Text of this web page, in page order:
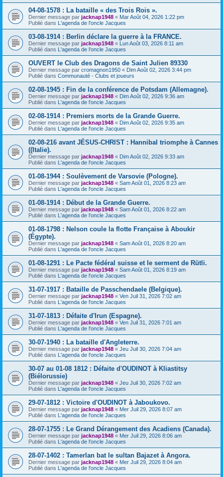
04-08-1578 : La bataille « des Trois Rois ».
Dernier message par jacknap1948 « Mar Août 04, 2026 1:22 pm
Publié dans L'agenda de l'oncle Jacques
03-08-1914 : Berlin déclare la guerre à la FRANCE.
Dernier message par jacknap1948 « Lun Août 03, 2026 8:11 am
Publié dans L'agenda de l'oncle Jacques
OUVERT le Club des Dragons de Saint Julien 89330
Dernier message par cromagnon1950 « Dim Août 02, 2026 3:44 pm
Publié dans Communauté - Clubs et joueurs
02-08-1945 : Fin de la conférence de Potsdam (Allemagne).
Dernier message par jacknap1948 « Dim Août 02, 2026 9:36 am
Publié dans L'agenda de l'oncle Jacques
02-08-1914 : Premiers morts de la Grande Guerre.
Dernier message par jacknap1948 « Dim Août 02, 2026 9:35 am
Publié dans L'agenda de l'oncle Jacques
02-08-216 avant JÉSUS-CHRIST : Hannibal triomphe à Cannes
((Italie).
Dernier message par jacknap1948 « Dim Août 02, 2026 9:33 am
Publié dans L'agenda de l'oncle Jacques
01-08-1944 : Soulèvement de Varsovie (Pologne).
Dernier message par jacknap1948 « Sam Août 01, 2026 8:23 am
Publié dans L'agenda de l'oncle Jacques
01-08-1914 : Début de la Grande Guerre.
Dernier message par jacknap1948 « Sam Août 01, 2026 8:22 am
Publié dans L'agenda de l'oncle Jacques
01-08-1798 : Nelson coule la flotte Française à Aboukir
(Égypte).
Dernier message par jacknap1948 « Sam Août 01, 2026 8:20 am
Publié dans L'agenda de l'oncle Jacques
01-08-1291 : Le Pacte fédéral suisse et le serment de Rütli.
Dernier message par jacknap1948 « Sam Août 01, 2026 8:19 am
Publié dans L'agenda de l'oncle Jacques
31-07-1917 : Bataille de Passchendaele (Belgique).
Dernier message par jacknap1948 « Ven Juil 31, 2026 7:02 am
Publié dans L'agenda de l'oncle Jacques
31-07-1813 : Défaite d'Irun (Espagne).
Dernier message par jacknap1948 « Ven Juil 31, 2026 7:01 am
Publié dans L'agenda de l'oncle Jacques
30-07-1940 : La bataille d'Angleterre.
Dernier message par jacknap1948 « Jeu Juil 30, 2026 7:04 am
Publié dans L'agenda de l'oncle Jacques
30-07 au 01-08 1812 : Défaite d'OUDINOT à Kliastitsy
(Biélorussie)
Dernier message par jacknap1948 « Jeu Juil 30, 2026 7:02 am
Publié dans L'agenda de l'oncle Jacques
29-07-1812 : Victoire d'OUDINOT à Jaboukovo.
Dernier message par jacknap1948 « Mer Juil 29, 2026 8:07 am
Publié dans L'agenda de l'oncle Jacques
28-07-1755 : Le Grand Dérangement des Acadiens (Canada).
Dernier message par jacknap1948 « Mer Juil 29, 2026 8:06 am
Publié dans L'agenda de l'oncle Jacques
28-07-1402 : Tamerlan bat le sultan Bajazet à Angora.
Dernier message par jacknap1948 « Mer Juil 29, 2026 8:04 am
Publié dans L'agenda de l'oncle Jacques